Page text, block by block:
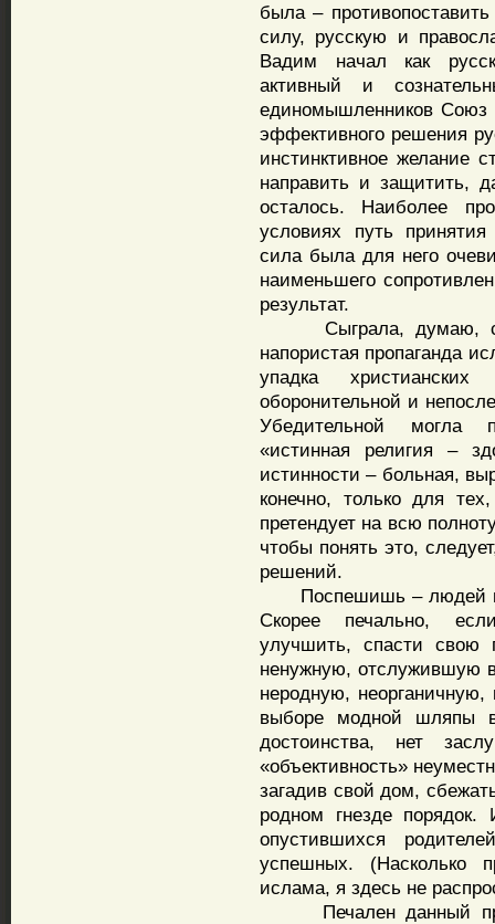
была –
силу, русскую и
Вадим начал как
активный и
единомышленников Союз
эффективного решения
инстинктивное желание
направить и защитить,
осталось. Наиболее
условиях путь
сила была для него
наименьшего
результат.
Сыграла, думаю,
напористая пропаганда
упадка
оборонительной и
Убедительной могла
«истинная религия –
истинности – больная,
конечно, только для
претендует на всю
чтобы понять это,
решений.
Поспешишь – людей
Скорее печально,
улучшить, спасти свою
ненужную, отслужившую
неродную, неорганичную,
выборе модной шляпы
достоинства, нет
«объективность»
загадив свой дом,
родном гнезде
опустившихся
успешных. (Насколько
ислама, я здесь не
Печален данный